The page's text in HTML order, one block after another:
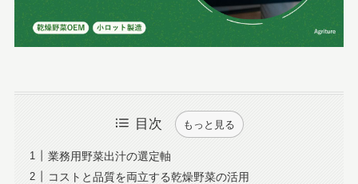
目次 もっと見る
業務用野菜出汁の選定軸
コストと品質を両立する乾燥野菜の活用